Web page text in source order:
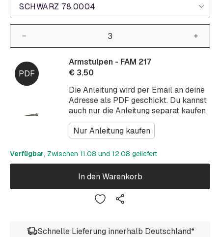
SCHWARZ 78.0004
Die Anleitung wird per Email an deine
Adresse als PDF geschickt. Du kannst
auch nur die Anleitung separat kaufen
Nur Anleitung kaufen
Armstulpen - FAM 217
€ 3.50
Verfügbar, Zwischen 11.08 und 12.08 geliefert
In den Warenkorb
Schnelle Lieferung innerhalb Deutschland*